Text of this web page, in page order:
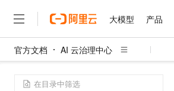
大模型 产品
官方文档 AI 云治理中心
大模型
产品
解决方案
权益
定价
云市场
伙伴
服务
了解阿里云